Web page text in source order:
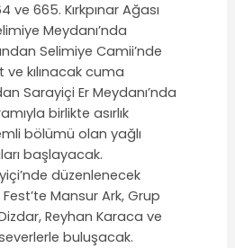
ve 665. Kırkpınar Ağası
Meydanı’nda
Selimiye Camii’nde
kılınacak cuma
Sarayiçi Er Meydanı’nda
birlikte asırlık
bölümü olan yağlı
başlayacak.
düzenlenecek
Mansur Ark, Grup
Reyhan Karaca ve
buluşacak.